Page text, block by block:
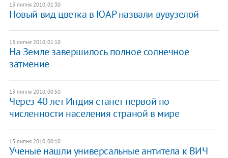
13 липня 2010, 01:30
Новый вид цветка в ЮАР назвали вувузелой
13 липня 2010, 01:10
На Земле завершилось полное солнечное
затмение
13 липня 2010, 00:50
Через 40 лет Индия станет первой по
численности населения страной в мире
13 липня 2010, 00:10
Ученые нашли универсальные антитела к ВИЧ